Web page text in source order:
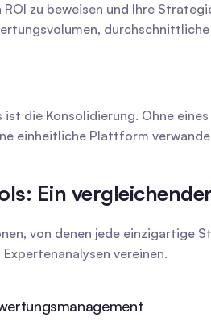
ROI zu beweisen und Ihre
die Konsolidierung. Ohne
einheitliche Plattform
Ein
von denen jede
vereinen.